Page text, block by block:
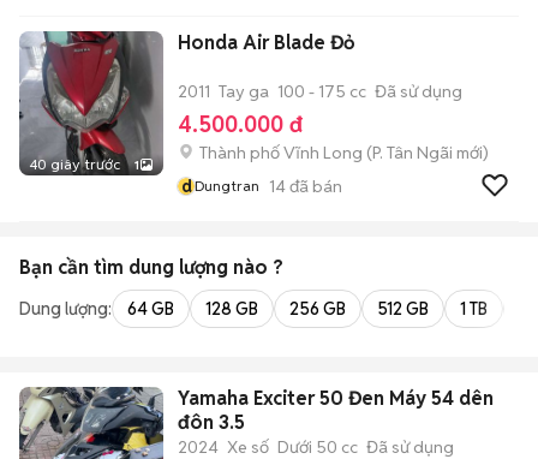
40 giây trước 1
Honda Air Blade Đỏ
2011 Tay ga 100 - 175 cc Đã sử dụng
4.500.000 đ
Thành phố Vĩnh Long (P. Tân Ngãi mới)
dDungtran 14đã bán
Bạn cần tìm dung lượng nào ?
Dung lượng: 64 GB 128 GB 256 GB 512 GB 1 TB
Yamaha Exciter 50 Đen Máy 54 dên
đôn 3.5
2024 Xe số Dưới 50 cc Đã sử dụng